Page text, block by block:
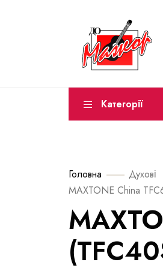
Категорії
Головна Духові
MAXTONE China